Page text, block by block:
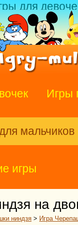
для
Игры
мальчиков
игры
на
ниндзя > Игра